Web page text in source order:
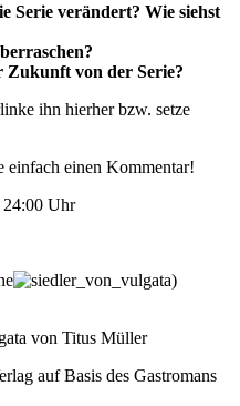
Serie verändert? Wie siehst
Zukunft von der Serie?
ihn hierher bzw. setze
einfach einen Kommentar!
24:00 Uhr
)
von Titus Müller
auf Basis des Gastromans